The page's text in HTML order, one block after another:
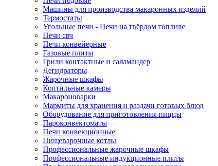
Машины для производства макаронных изделий
Термостаты
Угольные печи - Печи на твёрдом топливе
Печи свч
Печи конвейерные
Газовые плиты
Грили контактные и саламандер
Дегидраторы
Жарочные шкафы
Коптильные камеры
Макароноварки
Мармиты для хранения и раздачи готовых блюд
Оборудование для приготовления пиццы
Пароконвектоматы
Печи конвекционные
Пищеварочные котлы
Профессиональные жарочные шкафы
Профессиональные индукционные плиты